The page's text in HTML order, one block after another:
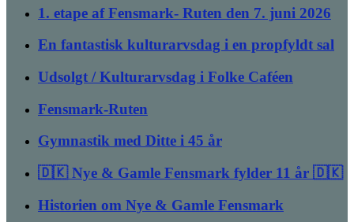
1. etape af Fensmark- Ruten den 7. juni 2026
En fantastisk kulturarvsdag i en propfyldt sal
Udsolgt / Kulturarvsdag i Folke Caféen
Fensmark-Ruten
Gymnastik med Ditte i 45 år
🇩🇰 Nye & Gamle Fensmark fylder 11 år 🇩🇰
Historien om Nye & Gamle Fensmark